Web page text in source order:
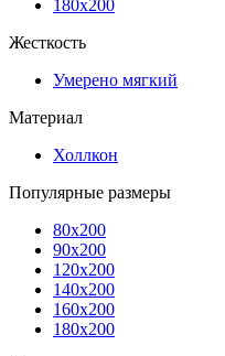
180x200
Жесткость
Умерено мягкий
Материал
Холлкон
Популярные размеры
80x200
90x200
120x200
140x200
160x200
180x200